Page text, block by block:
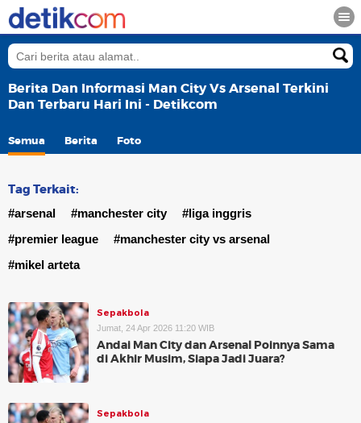
Berita Dan Informasi Man City Vs Arsenal Terkini
Dan Terbaru Hari Ini - Detikcom
Semua Berita Foto
Tag Terkait:
#arsenal #manchester city
#liga inggris
#premier league
#manchester city vs arsenal
#mikel arteta
Sepakbola
Jumat, 24 Apr 2026 11:20 WIB
Andai Man City dan Arsenal Poinnya Sama
di Akhir Musim, Siapa Jadi Juara?
Sepakbola